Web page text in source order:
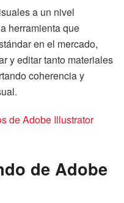
a un nivel
herramienta que
en el mercado,
y editar tanto materiales
coherencia y
de Adobe Illustrator
de Adobe